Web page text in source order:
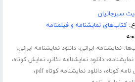
سیرجانیان
کتاب‌های نمایشنامه و فیلمنامه
نمایشنامه ایرانی،دانلود نمایشنامه ایرانی،
نمایشنامه،دانلود نمایشنامه تئاتر،نمایش کوتاه،
کوتاه،دانلود نمایشنامه کوتاه pdf ،